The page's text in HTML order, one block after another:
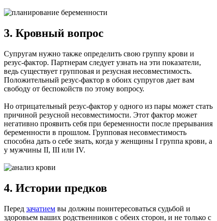
3. Кровный вопрос
Супругам нужно также определить свою группу крови и
резус-фактор. Партнерам следует узнать на эти показатели,
ведь существует групповая и резусная несовместимость.
Положительный резус-фактор в обоих супругов дает вам
свободу от беспокойств по этому вопросу.
Но отрицательный резус-фактор у одного из пары может стать
причиной резусной несовместимости. Этот фактор может
негативно проявить себя при беременности после прерывания
беременности в прошлом. Групповая несовместимость
способна дать о себе знать, когда у женщины I группа крови, а
у мужчины II, III или IV.
4. Истории предков
Перед зачатием вы должны поинтересоваться судьбой и
здоровьем ваших родственников с обеих сторон, и не только с